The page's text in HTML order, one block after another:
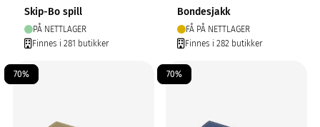
Skip-Bo spill
PÅ NETTLAGER
Finnes i 281 butikker
Bondesjakk
FÅ PÅ NETTLAGER
Finnes i 282 butikker
70% 70%